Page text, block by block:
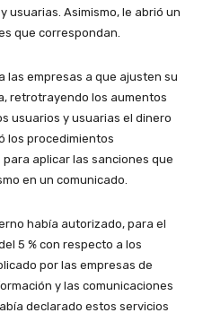
usuarias. Asimismo, le abrió un
que correspondan.
las empresas a que ajusten su
retrotrayendo los aumentos
usuarios y usuarias el dinero
los procedimientos
aplicar las sanciones que
en un comunicado.
había autorizado, para el
5 % con respecto a los
por las empresas de
y las comunicaciones
declarado estos servicios